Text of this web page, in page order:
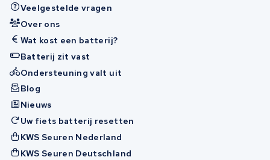
Veelgestelde vragen
Over ons
Wat kost een batterij?
Batterij zit vast
Ondersteuning valt uit
Blog
Nieuws
Uw fiets batterij resetten
KWS Seuren Nederland
KWS Seuren Deutschland